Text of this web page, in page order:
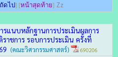
ดไป] [หน้าสุดท้าย] Zz
รแนบหลักฐานการประเมินผลการ
าชการ รอบการประเมิน ครั้งที่
(คณะวิศวกรรมศาสตร์) 690206